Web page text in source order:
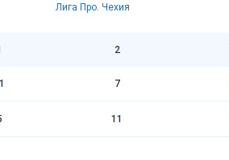
Лига Про. Чехия
2
7
11